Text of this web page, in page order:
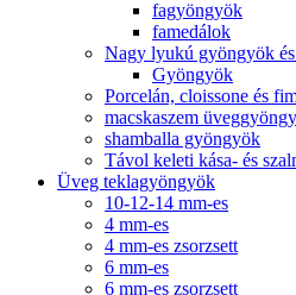
fagyöngyök
famedálok
Nagy lyukú gyöngyök
Gyöngyök
Porcelán, cloissone és
macskaszem
shamballa gyöngyök
Távol keleti kása- és
Üveg teklagyöngyök
10-12-14 mm-es
4 mm-es
4 mm-es zsorzsett
6 mm-es
6 mm-es zsorzsett